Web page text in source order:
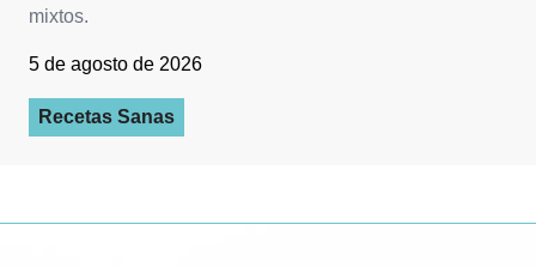
mixtos.
5 de agosto de 2026
Recetas Sanas